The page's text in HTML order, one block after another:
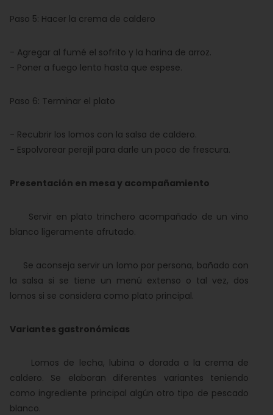
Paso 5: Hacer la crema de caldero
- Agregar al fumé el sofrito y la harina de arroz.
- Poner a fuego lento hasta que espese.
Paso 6: Terminar el plato
- Recubrir los lomos con la salsa de caldero.
- Espolvorear perejil para darle un poco de frescura.
Presentación en mesa y acompañamiento
Servir en plato trinchero acompañado de un vino
blanco ligeramente afrutado.
Se aconseja servir un lomo por persona, bañado con
la salsa si se tiene un menú extenso o tal vez, dos
lomos si se considera como plato principal.
Variantes gastronómicas
Lomos de lecha, lubina o dorada a la crema de
caldero. Se elaboran diferentes variantes teniendo
como ingrediente principal algún otro tipo de pescado
blanco.